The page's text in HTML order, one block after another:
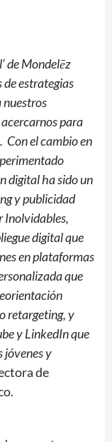
de Mondelēz
de estrategias
nuestros
para
Con el cambio en
digital ha sido un
y publicidad
Inolvidables,
digital que
en plataformas
que
retargeting, y
y LinkedIn que
jóvenes y
de